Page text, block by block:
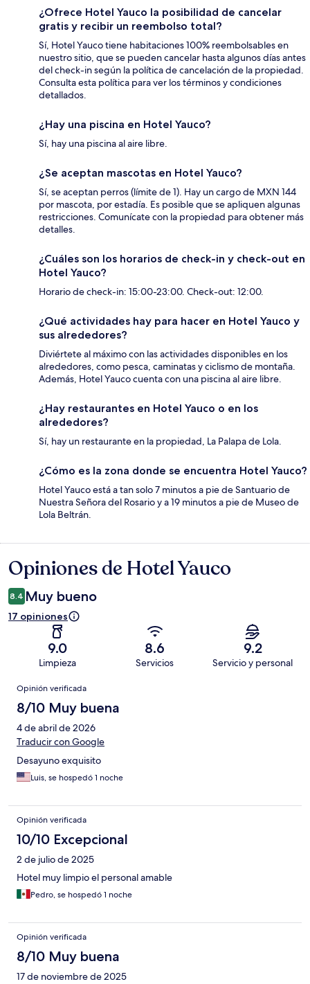
¿Ofrece Hotel Yauco la posibilidad de cancelar
gratis y recibir un reembolso total?
Sí, Hotel Yauco tiene habitaciones 100% reembolsables en
nuestro sitio, que se pueden cancelar hasta algunos días antes
del check-in según la política de cancelación de la propiedad.
Consulta esta política para ver los términos y condiciones
detallados.
¿Hay una piscina en Hotel Yauco?
Sí, hay una piscina al aire libre.
¿Se aceptan mascotas en Hotel Yauco?
Sí, se aceptan perros (límite de 1). Hay un cargo de MXN 144
por mascota, por estadía. Es posible que se apliquen algunas
restricciones. Comunícate con la propiedad para obtener más
detalles.
¿Cuáles son los horarios de check-in y check-out en
Hotel Yauco?
Horario de check-in: 15:00-23:00. Check-out: 12:00.
¿Qué actividades hay para hacer en Hotel Yauco y
sus alrededores?
Diviértete al máximo con las actividades disponibles en los
alrededores, como pesca, caminatas y ciclismo de montaña.
Además, Hotel Yauco cuenta con una piscina al aire libre.
¿Hay restaurantes en Hotel Yauco o en los
alrededores?
Sí, hay un restaurante en la propiedad, La Palapa de Lola.
¿Cómo es la zona donde se encuentra Hotel Yauco?
Hotel Yauco está a tan solo 7 minutos a pie de Santuario de
Nuestra Señora del Rosario y a 19 minutos a pie de Museo de
Lola Beltrán.
Opiniones
Opiniones de Hotel Yauco
8.4 Muy bueno
17 opiniones
9.0
Limpieza
8.6
Servicios
9.2
Servicio y personal
Opiniones
Opinión verificada
8/10 Muy buena
4 de abril de 2026
Traducir con Google
Desayuno exquisito
Luis, se hospedó 1 noche
Opinión verificada
10/10 Excepcional
2 de julio de 2025
Hotel muy limpio el personal amable
Pedro, se hospedó 1 noche
Opinión verificada
8/10 Muy buena
17 de noviembre de 2025